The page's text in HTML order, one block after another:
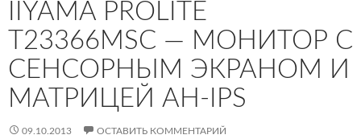
IIYAMA PROLITE
T23366MSC — МОНИТОР С
СЕНСОРНЫМ ЭКРАНОМ И
МАТРИЦЕЙ AH-IPS
09.10.2013 ОСТАВИТЬ КОММЕНТАРИЙ